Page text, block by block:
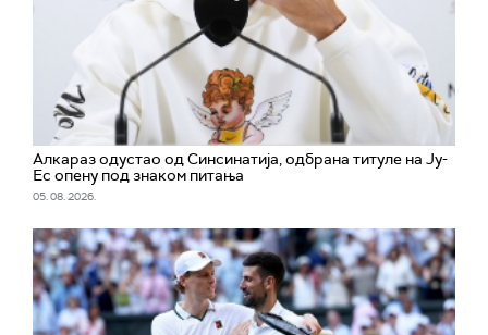
Алкараз одустао од Синсинатија, одбрана титуле на Ју-
Ес опену под знаком питања
05. 08. 2026.